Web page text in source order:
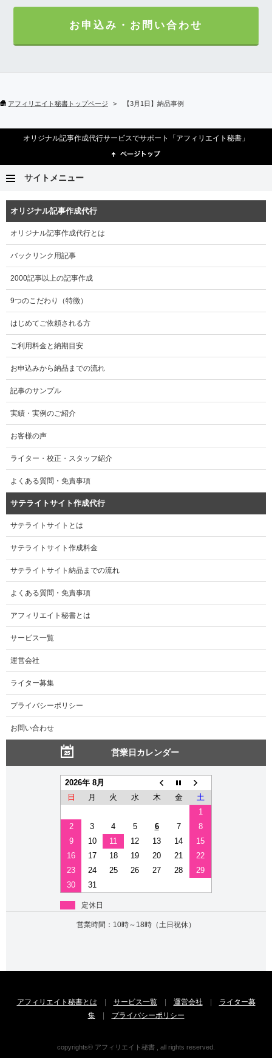
お申込み・お問い合わせ
アフィリエイト秘書トップページ 【3月1日】納品事例
オリジナル記事作成代行サービスでサポート「アフィリエイト秘書」
サイトメニュー
オリジナル記事作成代行
オリジナル記事作成代行とは
バックリンク用記事
2000記事以上の記事作成
9つのこだわり（特徴）
はじめてご依頼される方
ご利用料金と納期目安
お申込みから納品までの流れ
記事のサンプル
実績・実例のご紹介
お客様の声
ライター・校正・スタッフ紹介
よくある質問・免責事項
サテライトサイト作成代行
サテライトサイトとは
サテライトサイト作成料金
サテライトサイト納品までの流れ
よくある質問・免責事項
アフィリエイト秘書とは
サービス一覧
運営会社
ライター募集
プライバシーポリシー
お問い合わせ
営業日カレンダー
2026年 8月
日
月 火 水 木 金
土
1
2
3 4 5 6 7
8
9
10 11 12 13 14
15
16
17 18 19 20 21
22
23
24 25 26 27 28
29
30
31
定休日
営業時間：10時～18時（土日祝休）
アフィリエイト秘書とは | サービス一覧| 運営会社 |
ライター募
集| プライバシーポリシー
copyrights© アフィリエイト秘書 , all rights reserved.